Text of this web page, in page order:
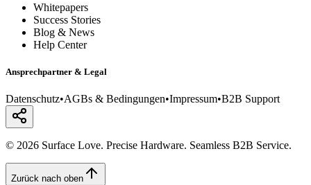
Whitepapers
Success Stories
Blog & News
Help Center
Ansprechpartner & Legal
Datenschutz•AGBs & Bedingungen•Impressum•B2B Support
© 2026 Surface Love. Precise Hardware. Seamless B2B Service.
Zurück nach oben